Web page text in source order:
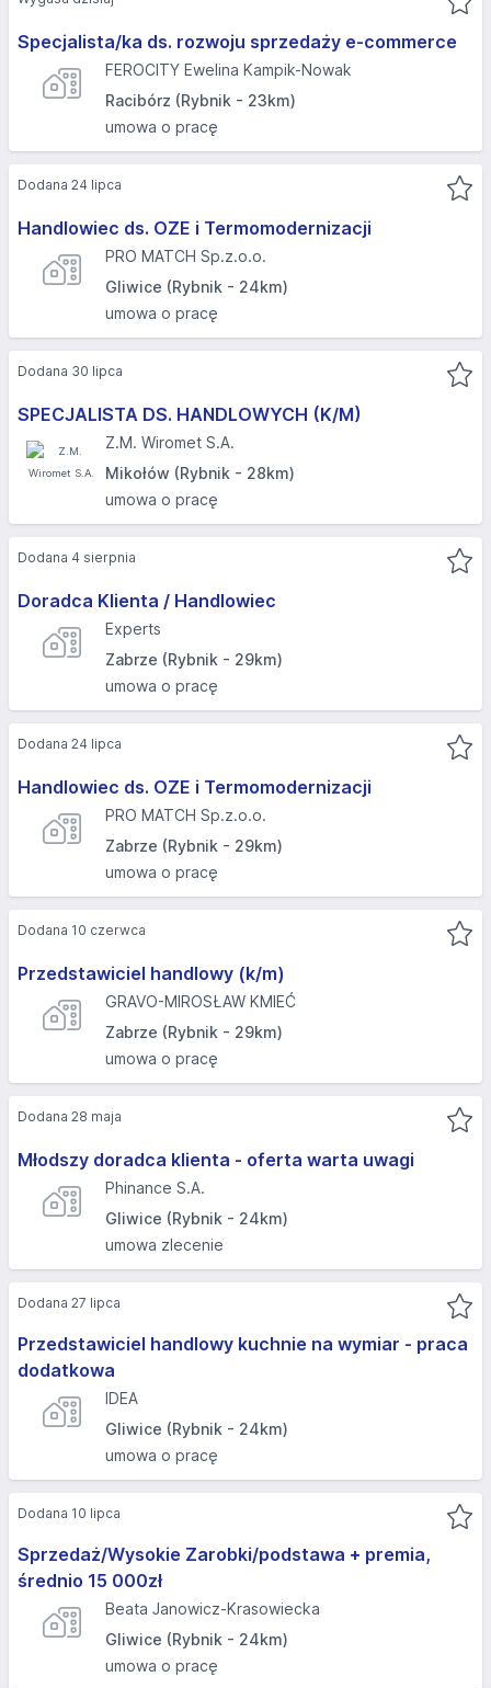
Specjalista/ka ds. rozwoju sprzedaży e-commerce
FEROCITY Ewelina Kampik-Nowak
Racibórz (Rybnik - 23km)
umowa o pracę
Handlowiec ds. OZE i Termomodernizacji
PRO MATCH Sp.z.o.o.
Gliwice (Rybnik - 24km)
umowa o pracę
Dodana 24 lipca
SPECJALISTA DS. HANDLOWYCH (K/M)
Z.M. Wiromet S.A.
Mikołów (Rybnik - 28km)
umowa o pracę
Dodana 30 lipca
Doradca Klienta / Handlowiec
Experts
Zabrze (Rybnik - 29km)
umowa o pracę
Dodana 4 sierpnia
Handlowiec ds. OZE i Termomodernizacji
PRO MATCH Sp.z.o.o.
Zabrze (Rybnik - 29km)
umowa o pracę
Dodana 24 lipca
Przedstawiciel handlowy (k/m)
GRAVO-MIROSŁAW KMIEĆ
Zabrze (Rybnik - 29km)
umowa o pracę
Dodana 10 czerwca
Młodszy doradca klienta - oferta warta uwagi
Phinance S.A.
Gliwice (Rybnik - 24km)
umowa zlecenie
Dodana 28 maja
Przedstawiciel handlowy kuchnie na wymiar - praca
dodatkowa
IDEA
Gliwice (Rybnik - 24km)
umowa o pracę
Dodana 27 lipca
Sprzedaż/Wysokie Zarobki/podstawa + premia,
średnio 15 000zł
Beata Janowicz-Krasowiecka
Gliwice (Rybnik - 24km)
umowa o pracę
Dodana 10 lipca